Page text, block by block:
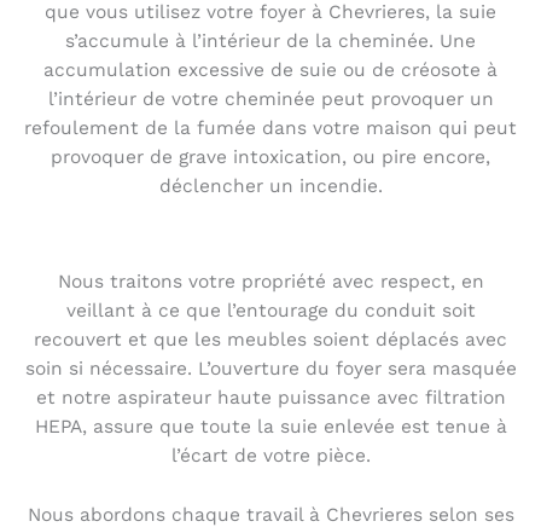
que vous utilisez votre foyer à Chevrieres, la suie
s’accumule à l’intérieur de la cheminée. Une
accumulation excessive de suie ou de créosote à
l’intérieur de votre cheminée peut provoquer un
refoulement de la fumée dans votre maison qui peut
provoquer de grave intoxication, ou pire encore,
déclencher un incendie.
Nous traitons votre propriété avec respect, en
veillant à ce que l’entourage du conduit soit
recouvert et que les meubles soient déplacés avec
soin si nécessaire. L’ouverture du foyer sera masquée
et notre aspirateur haute puissance avec filtration
HEPA, assure que toute la suie enlevée est tenue à
l’écart de votre pièce.
Nous abordons chaque travail à Chevrieres selon ses